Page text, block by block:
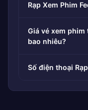
Rạp Xem Phim
Giá vé xem phim
bao nhiêu?
Số điện thoại